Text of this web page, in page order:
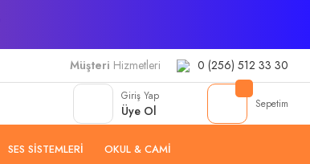
Müşteri Hizmetleri 0 (256) 512 33 30
Giriş Yap
Üye Ol Sepetim
SES SISTEMLERI OKUL & CAMI